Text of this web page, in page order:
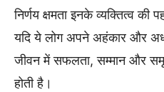
निर्णय क्षमता इनके व्यक्तित्व की
यदि ये लोग अपने अहंकार और
जीवन में सफलता, सम्मान और
होती है।